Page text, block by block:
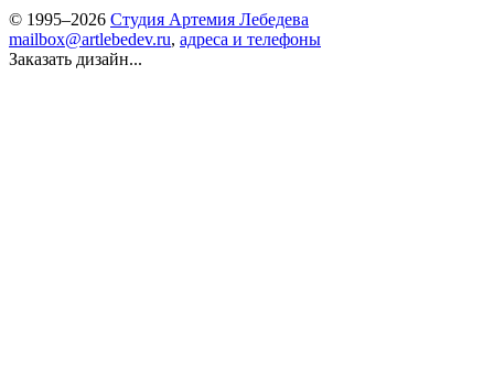
© 1995–2026 Студия Артемия Лебедева
mailbox@artlebedev.ru, адреса и телефоны
Заказать дизайн...